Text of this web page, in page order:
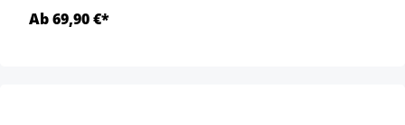
Ab 69,90 €*